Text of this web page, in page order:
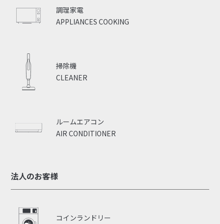
APPLIANCES COOKING
調理家電
CLEANER
掃除機
AIR CONDITIONER
ルームエアコン
法人のお客様
コインランドリー